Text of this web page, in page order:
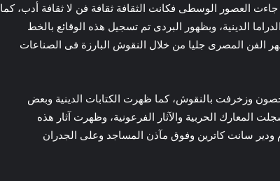
العصور الوسطى فكانت الثقافة ثقافة فن لا ثقافة أدب، كما
الدينية، وبظهور البردى تم تسجيل هذه الوقائع بالخط
الفن المصرى جليا من خلال النقوش البارزة فى الصناعات
وزخرفت بالنقوش، كما ظهرت الكتابات الدينية وبعض
المعارك الحربية والآثار الفرعونية، وظهرت آثار هذه
ودير سانت كاترين وفوق مآذن المساجد وعلى الجدران